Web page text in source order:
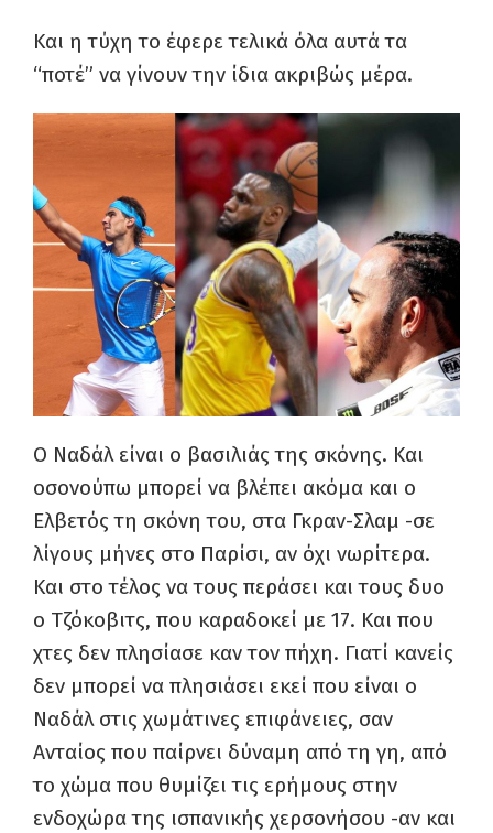
Και η τύχη το έφερε τελικά όλα αυτά τα
“ποτέ” να γίνουν την ίδια ακριβώς μέρα.
Ο Ναδάλ είναι ο βασιλιάς της σκόνης. Και
οσονούπω μπορεί να βλέπει ακόμα και ο
Ελβετός τη σκόνη του, στα Γκραν-Σλαμ -σε
λίγους μήνες στο Παρίσι, αν όχι νωρίτερα.
Και στο τέλος να τους περάσει και τους δυο
ο Τζόκοβιτς, που καραδοκεί με 17. Και που
χτες δεν πλησίασε καν τον πήχη. Γιατί κανείς
δεν μπορεί να πλησιάσει εκεί που είναι ο
Ναδάλ στις χωμάτινες επιφάνειες, σαν
Ανταίος που παίρνει δύναμη από τη γη, από
το χώμα που θυμίζει τις ερήμους στην
ενδοχώρα της ισπανικής χερσονήσου -αν και